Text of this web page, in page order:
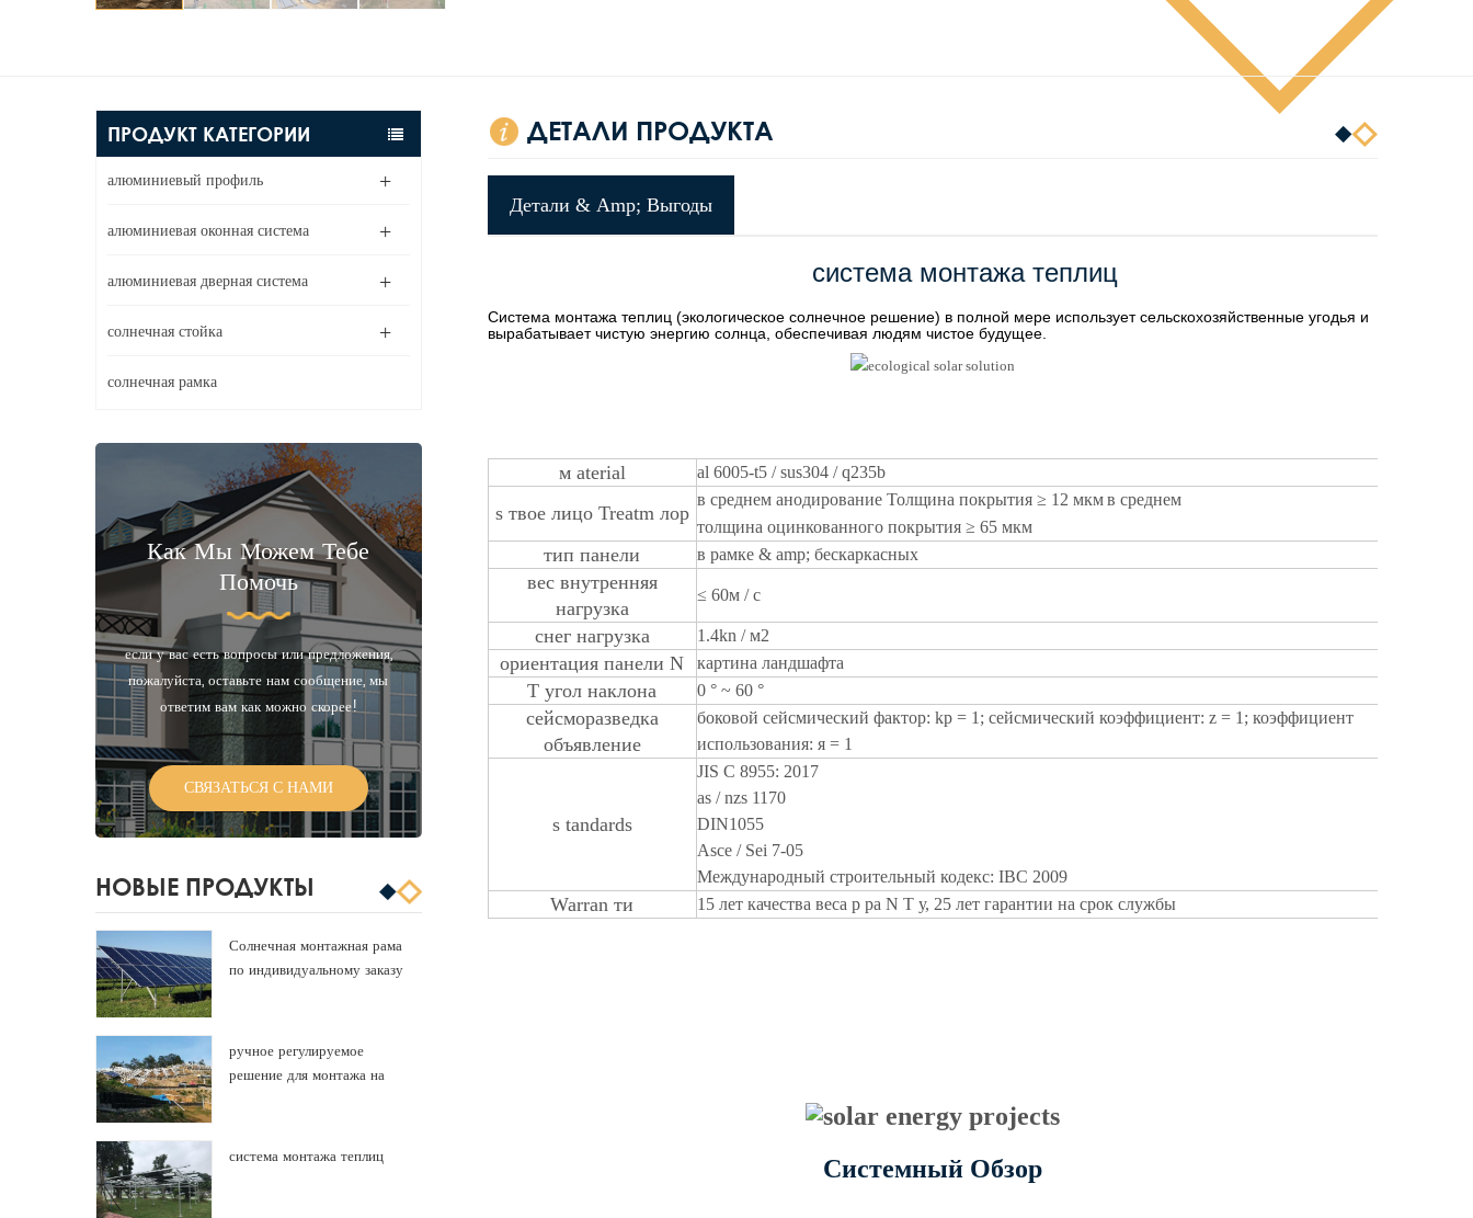
ПРОДУКТ КАТЕГОРИИ
алюминиевый профиль
алюминиевая оконная система
алюминиевая дверная система
солнечная стойка
солнечная рамка
Как Мы Можем Тебе
Помочь
если у вас есть вопросы или предложения,
пожалуйста, оставьте нам сообщение, мы
ответим вам как можно скорее!
СВЯЗАТЬСЯ С НАМИ
НОВЫЕ ПРОДУКТЫ
Солнечная монтажная рама
по индивидуальному заказу
ручное регулируемое
решение для монтажа на
система монтажа теплиц
ДЕТАЛИ ПРОДУКТА
Детали & Amp; Выгоды
система монтажа теплиц
Система монтажа теплиц (экологическое солнечное решение) в полной мере использует сельскохозяйственные угодья и
вырабатывает чистую энергию солнца, обеспечивая людям чистое будущее.
мaterial al 6005-t5 / sus304 / q235b
sтвое лицоTreatmлор
в среднеманодированиеТолщина покрытия≥ 12 мкмв среднем
толщина оцинкованного покрытия≥ 65мкм
тип панели в рамке & amp; бескаркасных
весвнутренняя
нагрузка
≤ 60м / с
снегнагрузка 1.4kn / м2
ориентация панели N картина ландшафта
T угол наклона 0 ° ~ 60 °
сейсморазведка
объявление
боковой сейсмический фактор: kp = 1; сейсмический коэффициент: z = 1; коэффициент
использования: я = 1
standards
JIS C 8955: 2017
as / nzs 1170
DIN1055
Asce / Sei 7-05
Международный строительный кодекс: IBC 2009
Warran ти 15 лет качества весa ррa N Tу, 25 лет гарантии на срок службы
Системный Обзор